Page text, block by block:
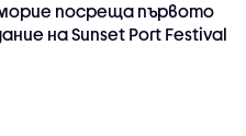
посреща първото
на Sunset Port Festival